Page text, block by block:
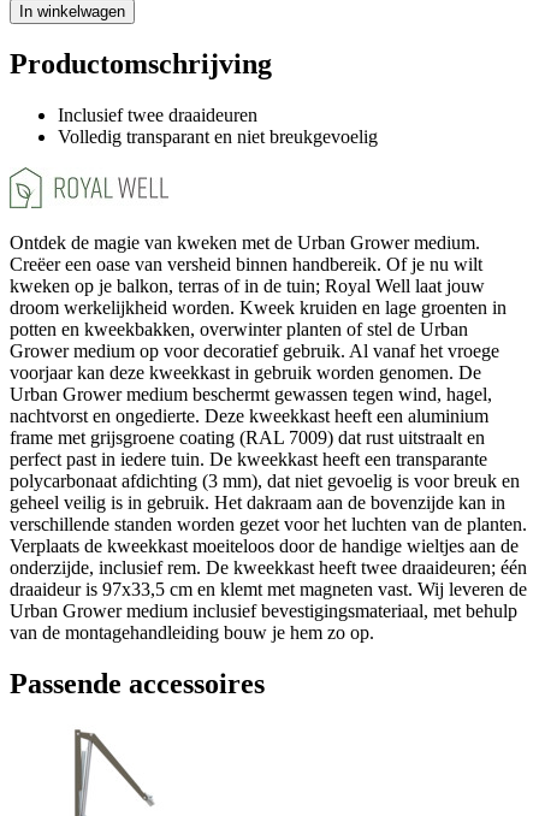
In winkelwagen
Productomschrijving
Inclusief twee draaideuren
Volledig transparant en niet breukgevoelig
Ontdek de magie van kweken met de Urban Grower medium.
Creëer een oase van versheid binnen handbereik. Of je nu wilt
kweken op je balkon, terras of in de tuin; Royal Well laat jouw
droom werkelijkheid worden. Kweek kruiden en lage groenten in
potten en kweekbakken, overwinter planten of stel de Urban
Grower medium op voor decoratief gebruik. Al vanaf het vroege
voorjaar kan deze kweekkast in gebruik worden genomen. De
Urban Grower medium beschermt gewassen tegen wind, hagel,
nachtvorst en ongedierte. Deze kweekkast heeft een aluminium
frame met grijsgroene coating (RAL 7009) dat rust uitstraalt en
perfect past in iedere tuin. De kweekkast heeft een transparante
polycarbonaat afdichting (3 mm), dat niet gevoelig is voor breuk en
geheel veilig is in gebruik. Het dakraam aan de bovenzijde kan in
verschillende standen worden gezet voor het luchten van de planten.
Verplaats de kweekkast moeiteloos door de handige wieltjes aan de
onderzijde, inclusief rem. De kweekkast heeft twee draaideuren; één
draaideur is 97x33,5 cm en klemt met magneten vast. Wij leveren de
Urban Grower medium inclusief bevestigingsmateriaal, met behulp
van de montagehandleiding bouw je hem zo op.
Passende accessoires